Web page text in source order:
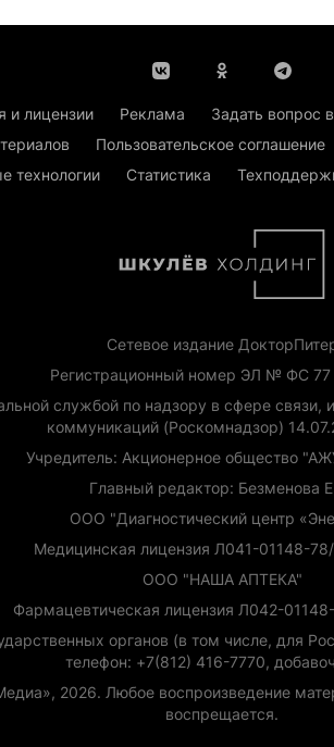
и лицензии Реклама Задать вопрос
Пользовательское соглашение
технологии
Статистика
Сетевое издание
Регистрационный номер ЭЛ № ФС
службой по надзору в сфере
коммуникаций (Роскомнадзор)
Учредитель: Акционерное общество
Главный редактор: Безменова
ООО "Диагностический центр
Медицинская лицензия Л041-01148-
ООО "НАША АПТЕКА"
Фармацевтическая лицензия Л042-
органов (в том числе, для
телефон: +7(812) 416-7770,
2026. Любое воспроизведение
воспрещается.